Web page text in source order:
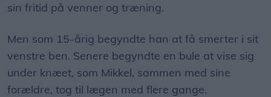
sin fritid på venner og træning.
Men som 15-årig begyndte han at få smerter i sit
venstre ben. Senere begyndte en bule at vise sig
under knæet, som Mikkel, sammen med sine
forældre, tog til lægen med flere gange.